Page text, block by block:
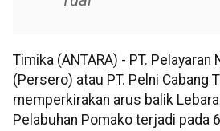
Timika (ANTARA) - PT.
(Persero) atau PT. Pelni Cabang
memperkirakan arus balik
Pelabuhan Pomako terjadi pada